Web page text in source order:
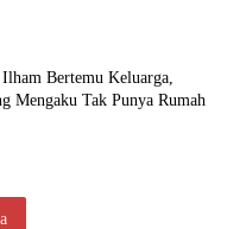
Bertemu Keluarga,
Mengaku Tak Punya Rumah